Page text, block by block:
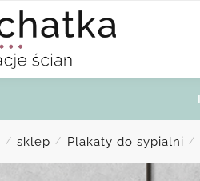
/ sklep / Plakaty do sypialni /